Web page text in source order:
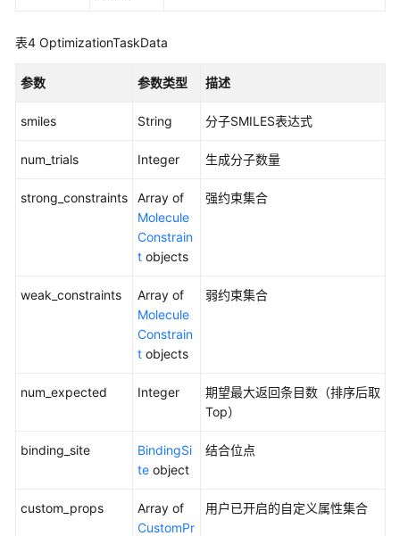
助
药
台）
药
分
成
分
表4 OptimizationTaskData
参数 参数类型 描述
smiles String 分子SMILES表达式
num_trials Integer 生成分子数量
strong_constraints
Array of
Molecule
Constrain
t objects
强约束集合
weak_constraints
Array of
Molecule
Constrain
t objects
弱约束集合
num_expected Integer
期望最大返回条目数（排序后取
Top）
binding_site
BindingSi
te object
结合位点
custom_props
Array of
CustomPr
用户已开启的自定义属性集合